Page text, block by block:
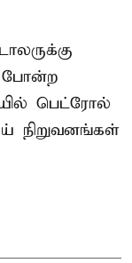
போன்ற
பெட்ரோல்
நிறுவனங்கள்